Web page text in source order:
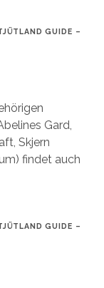
GUIDE –
Gard,
Skjern
findet auch
GUIDE –